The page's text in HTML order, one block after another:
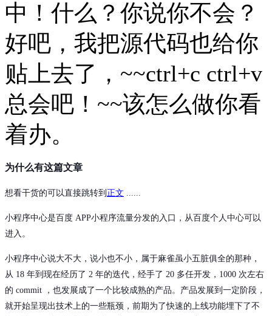
中！什么？你说你不会？
好吧，我把源代码也给你
贴上去了，~~ctrl+c ctrl+v
总会吧！~~该怎么做你看
着办。
为什么有这篇文章
想看干货的可以直接跳转到 正文
小程序中心是百度 APP小程序流量分发的入口，从百度个人中心可以
进入。
小程序中心说大不大，说小也不小，属于麻雀虽小五脏俱全的那种，
从 18 年到现在经历了 2 年的迭代，经手了 20 多任开发，1000 次左右
的 commit ，也发展成了一个比较成熟的产品。产品发展到一定阶段，
就开始呈现出技术上的一些瓶颈，前期为了快速的上线功能埋下了不